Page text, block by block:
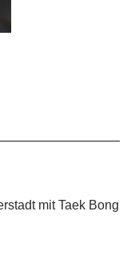
mit Taek Bong